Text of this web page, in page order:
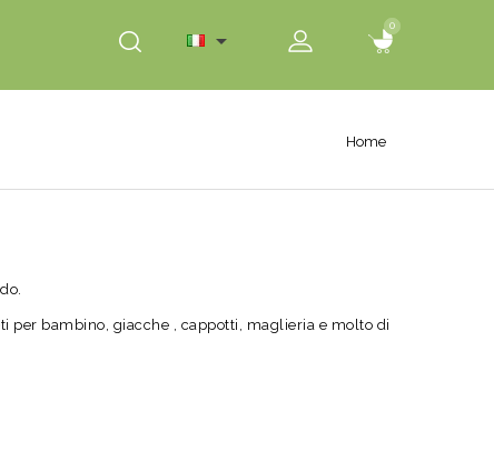
0
0

Home
per bambino, giacche , cappotti, maglieria e molto di